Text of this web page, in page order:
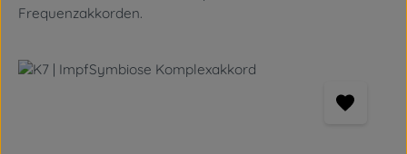
Frequenzakkorden.
Bildergalerie überspringen